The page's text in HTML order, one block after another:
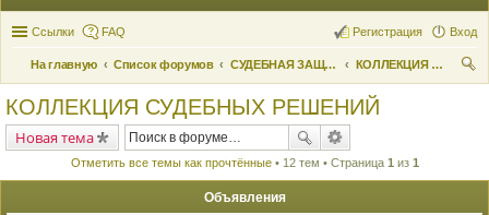
Ссылки FAQ Вход
Регистрация
На главную Список форумов СУДЕБНАЯ ЗАЩИТА ПРАВ
КОЛЛЕКЦИЯ СУДЕБНЫХ РЕШЕНИЙ
КОЛЛЕКЦИЯ СУДЕБНЫХ РЕШЕНИЙ
Новая тема
Отметить все темы как прочтённые• 12 тем • Страница 1 из 1
Объявления